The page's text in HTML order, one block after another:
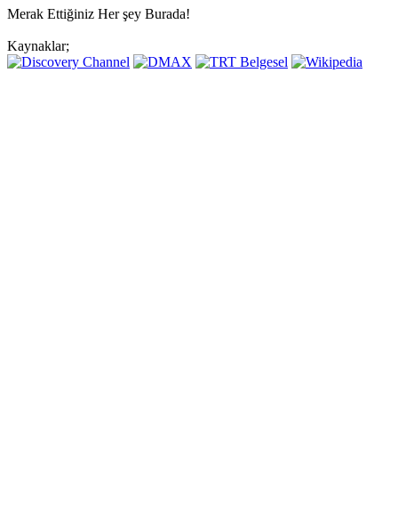
Merak Ettiğiniz Her şey Burada!
Kaynaklar;